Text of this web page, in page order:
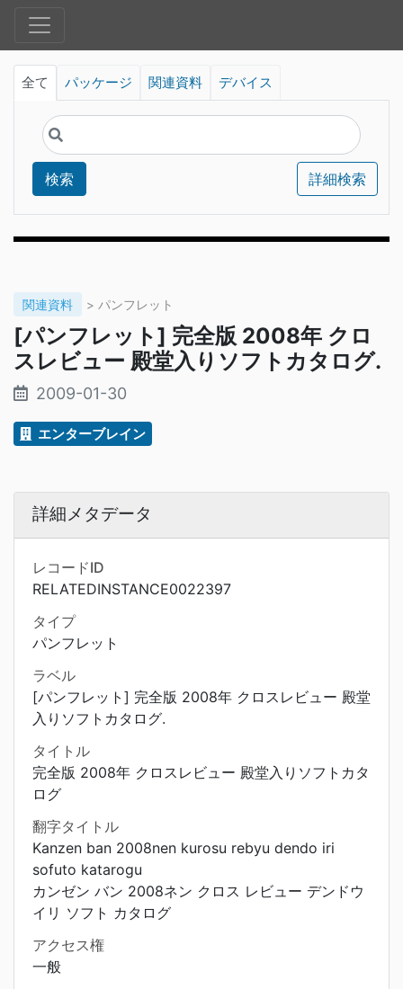
全て パッケージ 関連資料 デバイス
検索 詳細検索
関連資料 > パンフレット
[パンフレット] 完全版 2008年 クロ
スレビュー 殿堂入りソフトカタログ.
2009-01-30
エンターブレイン
詳細メタデータ
レコードID
RELATEDINSTANCE0022397
タイプ
パンフレット
ラベル
[パンフレット] 完全版 2008年 クロスレビュー 殿堂
入りソフトカタログ.
タイトル
完全版 2008年 クロスレビュー 殿堂入りソフトカタ
ログ
翻字タイトル
Kanzen ban 2008nen kurosu rebyu dendo iri
sofuto katarogu
カンゼン バン 2008ネン クロス レビュー デンドウ
イリ ソフト カタログ
アクセス権
一般